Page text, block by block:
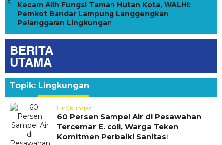
Kecam Alih Fungsi Taman Hutan Kota, WALHI:
Pemkot Bandar Lampung Langgengkan
Pelanggaran Lingkungan
BERITA
UTAMA
Topik: Lingkungan
Lingkungan
60 Persen Sampel Air di Pesawahan
Tercemar E. coli, Warga Teken
Komitmen Perbaiki Sanitasi